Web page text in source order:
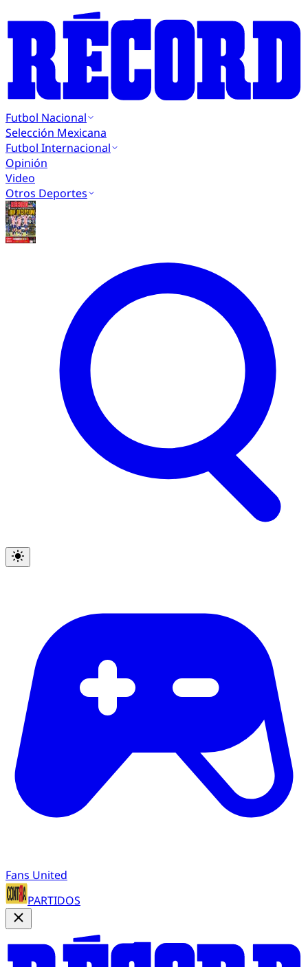
Futbol Nacional
Selección Mexicana
Futbol Internacional
Opinión
Video
Otros Deportes
Fans United
PARTIDOS